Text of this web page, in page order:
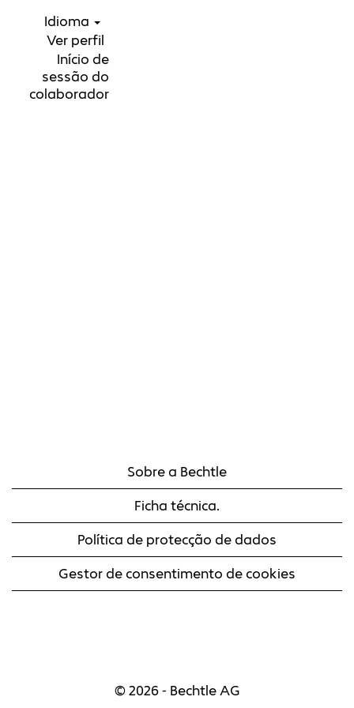
Idioma
Ver perfil
Início de
sessão do
colaborador
Sobre a Bechtle
Ficha técnica.
Política de protecção de dados
Gestor de consentimento de cookies
© 2026 - Bechtle AG